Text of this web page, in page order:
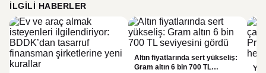
İLGILI HABERLER
Altın fiyatlarında sert yükseliş:
Gram altın 6 bin 700 TL